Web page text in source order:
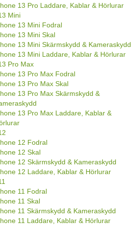
13 Pro Laddare, Kablar & Hörlurar
Mini
13 Mini Fodral
13 Mini Skal
13 Mini Skärmskydd & Kameraskydd
13 Mini Laddare, Kablar & Hörlurar
Pro Max
13 Pro Max Fodral
13 Pro Max Skal
13 Pro Max Skärmskydd &
13 Pro Max Laddare, Kablar &
12 Fodral
12 Skal
12 Skärmskydd & Kameraskydd
12 Laddare, Kablar & Hörlurar
11 Fodral
11 Skal
11 Skärmskydd & Kameraskydd
11 Laddare, Kablar & Hörlurar